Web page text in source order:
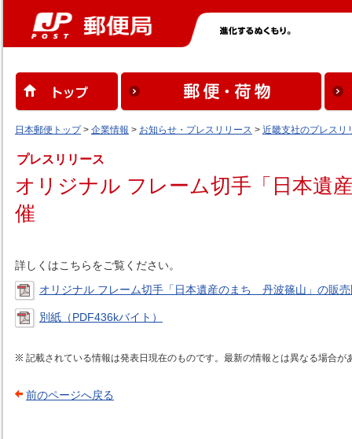
日本郵便トップ> 企業情報 > お知らせ・プレスリリース > 近畿支社のプレスリ
プレスリリース
オリジナル フレーム切手「日本遺
催
詳しくはこちらをご覧ください。
オリジナル フレーム切手「日本遺産のまち 丹波篠山」の販
別紙（PDF436kバイト）
記載されている情報は発表日現在のものです。最新の情報とは異なる場合が
前のページへ戻る